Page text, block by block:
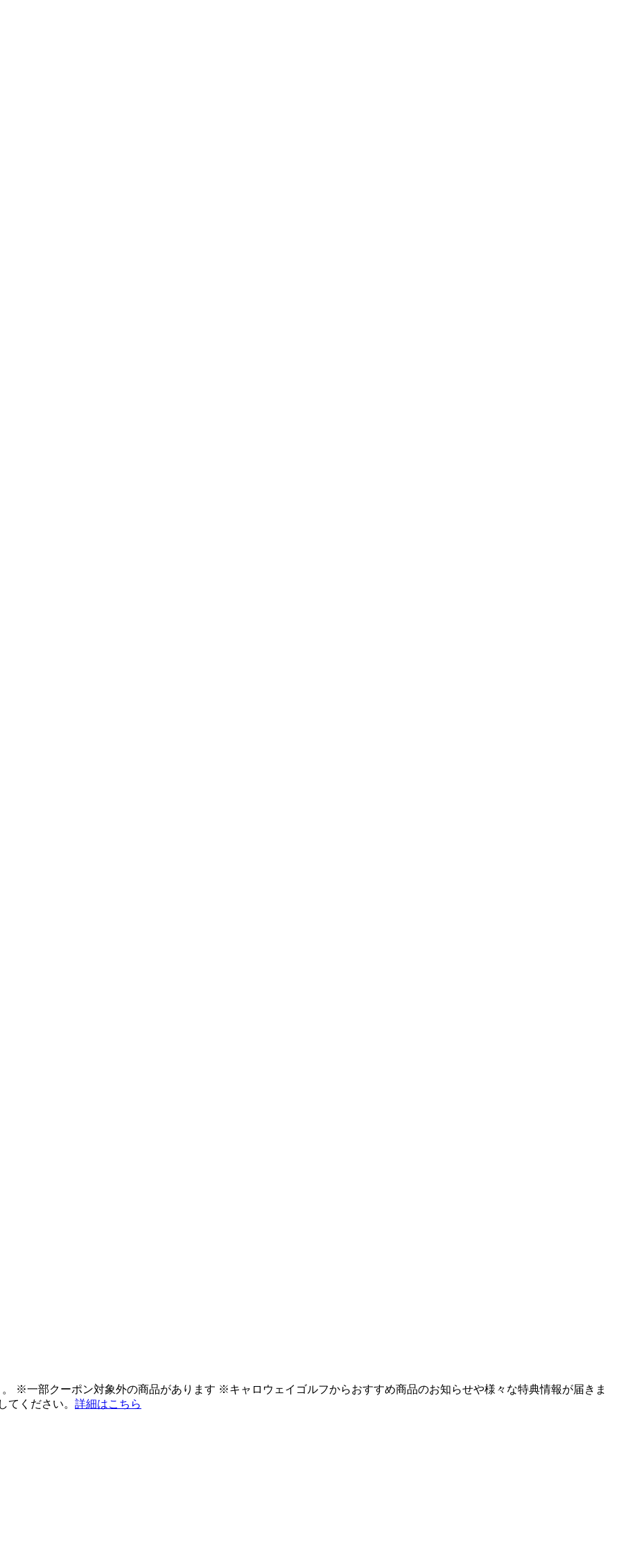
※一部クーポン対象外の商品があります ※キャロウェイゴルフからおすすめ商品のお知らせや様々な特典情報が届きま
てください。 詳細はこちら